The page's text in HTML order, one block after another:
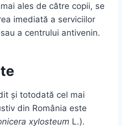
ales de către copii, se
imediată a serviciilor
a centrului antivenin.
și totodată cel mai
din România este
xylosteum L.).